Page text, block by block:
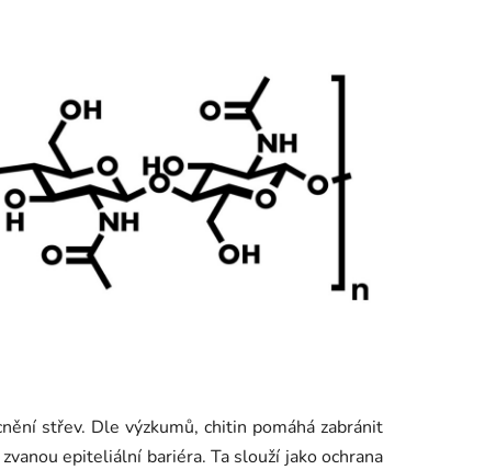
střev. Dle výzkumů, chitin pomáhá zabránit
epiteliální bariéra. Ta slouží jako ochrana